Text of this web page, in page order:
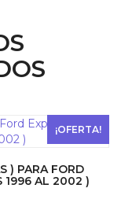
¡OFERTA!
) PARA FORD
1996 AL 2002 )